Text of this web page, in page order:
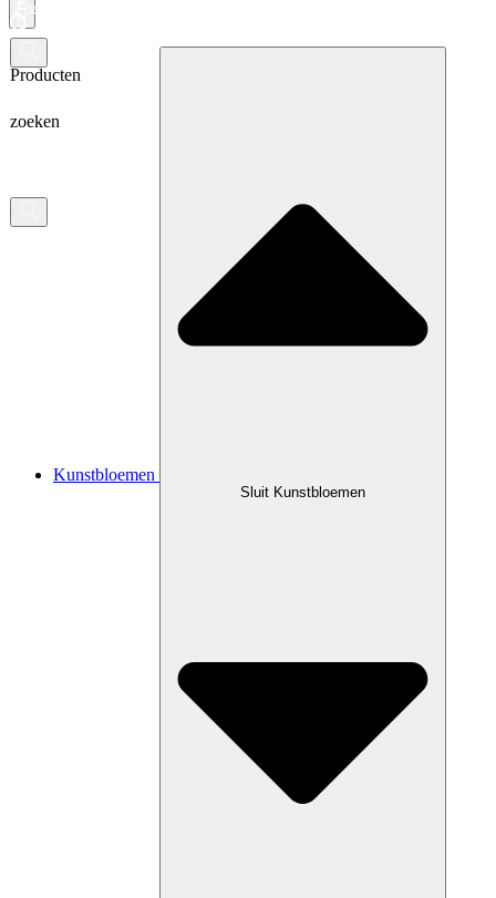
Producten
zoeken
Kunstbloemen
Sluit Kunstbloemen